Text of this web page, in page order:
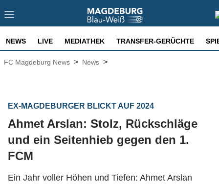
NEWS LIVE MEDIATHEK TRANSFER-GERÜCHTE
FC Magdeburg News > News >
EX-MAGDEBURGER BLICKT AUF 2024
Ahmet Arslan: Stolz, Rückschläge
und ein Seitenhieb gegen den 1.
FCM
Ein Jahr voller Höhen und Tiefen: Ahmet Arslan